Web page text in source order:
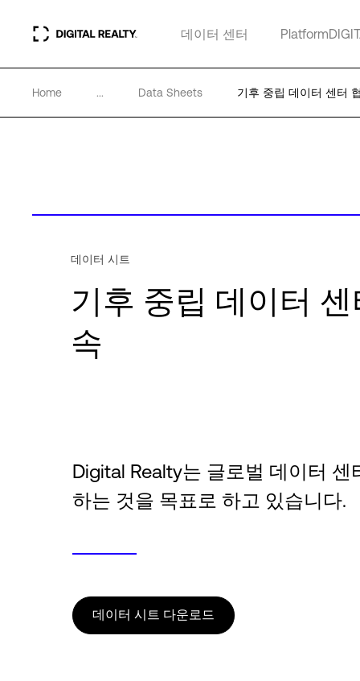
데이터 센터
Home ... Data Sheets 기후 중립 데이터 센터
데이터 시트
기후 중립 데이터
속
Digital Realty는 글로벌 데이터 센
하는 것을 목표로 하고 있습니다.
데이터 시트 다운로드